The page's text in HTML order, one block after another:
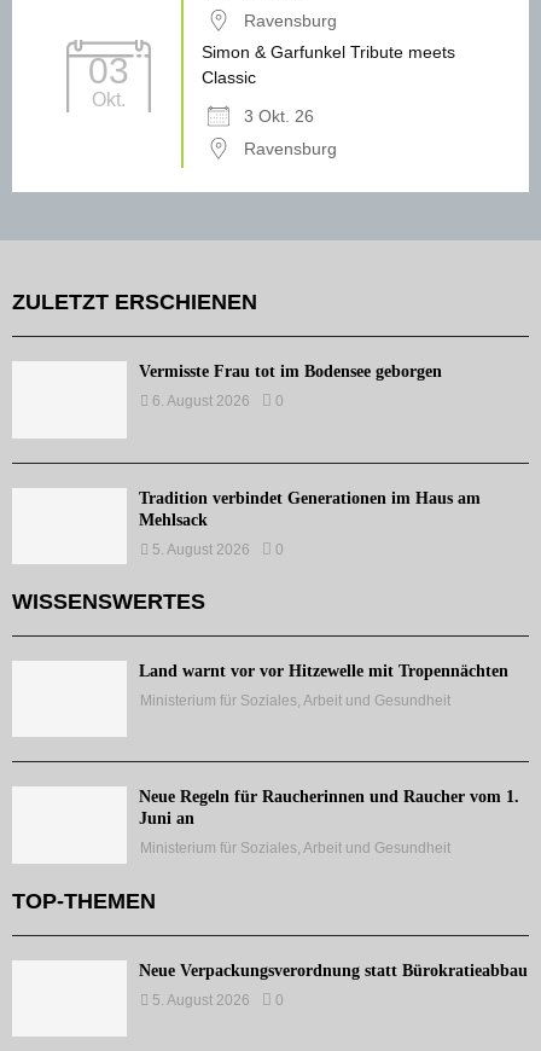
Ravensburg
03
Okt.
Simon & Garfunkel Tribute meets
Classic
3 Okt. 26
Ravensburg
ZULETZT ERSCHIENEN
Vermisste Frau tot im Bodensee geborgen
6. August 2026 0
Tradition verbindet Generationen im Haus am
Mehlsack
5. August 2026 0
WISSENSWERTES
Land warnt vor vor Hitzewelle mit Tropennächten
Ministerium für Soziales, Arbeit und Gesundheit
Neue Regeln für Raucherinnen und Raucher vom 1.
Juni an
Ministerium für Soziales, Arbeit und Gesundheit
TOP-THEMEN
Neue Verpackungsverordnung statt Bürokratieabbau
5. August 2026 0